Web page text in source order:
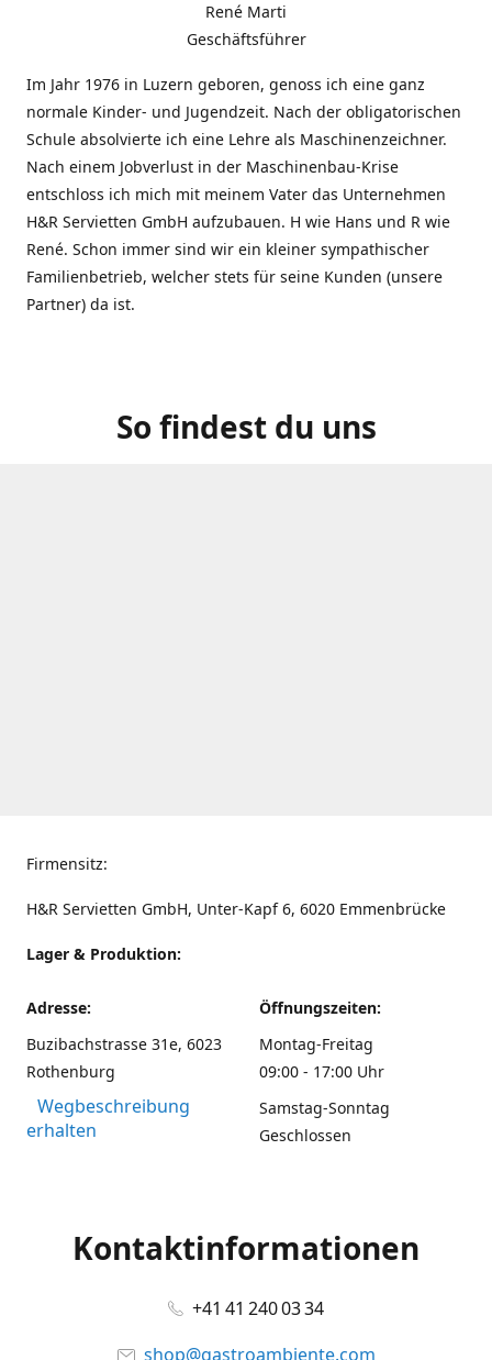
René Marti
Geschäftsführer
Im Jahr 1976 in Luzern geboren, genoss ich eine ganz
normale Kinder- und Jugendzeit. Nach der obligatorischen
Schule absolvierte ich eine Lehre als Maschinenzeichner.
Nach einem Jobverlust in der Maschinenbau-Krise
entschloss ich mich mit meinem Vater das Unternehmen
H&R Servietten GmbH aufzubauen. H wie Hans und R wie
René. Schon immer sind wir ein kleiner sympathischer
Familienbetrieb, welcher stets für seine Kunden (unsere
Partner) da ist.
So findest du uns
Firmensitz:
H&R Servietten GmbH, Unter-Kapf 6, 6020 Emmenbrücke
Lager & Produktion:
Adresse:
Buzibachstrasse 31e, 6023
Rothenburg
Wegbeschreibung
erhalten
Öffnungszeiten:
Montag-Freitag
09:00 - 17:00 Uhr
Samstag-Sonntag
Geschlossen
Kontaktinformationen
+41 41 240 03 34
shop@gastroambiente.com